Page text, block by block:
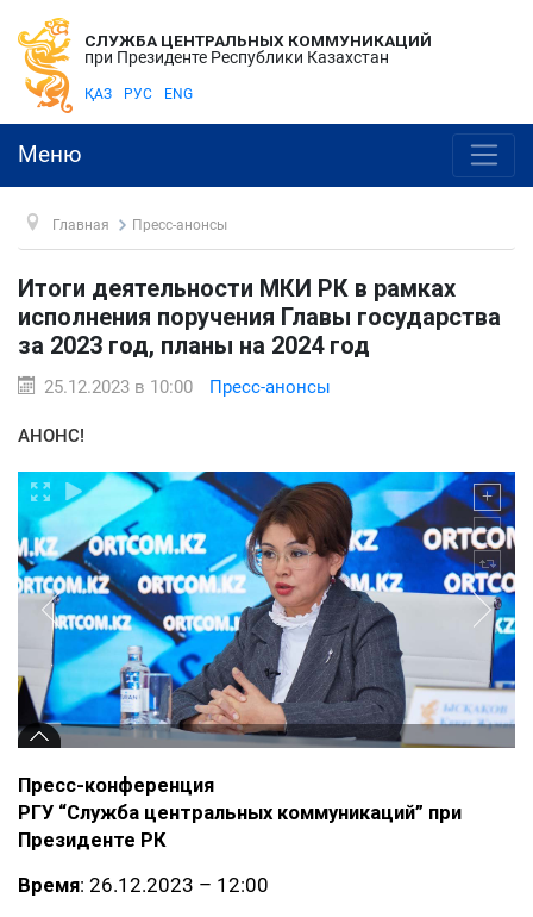
СЛУЖБА ЦЕНТРАЛЬНЫХ КОММУНИКАЦИЙ
при Президенте Республики Казахстан
ҚАЗ РУС ENG
Меню
Главная Пресс-анонсы
Итоги деятельности МКИ РК в рамках
исполнения поручения Главы государства
за 2023 год, планы на 2024 год
25.12.2023 в 10:00 Пресс-анонсы
АНОНС!
Пресс-конференция
РГУ “Служба центральных коммуникаций” при
Президенте РК
Время: 26.12.2023 – 12:00